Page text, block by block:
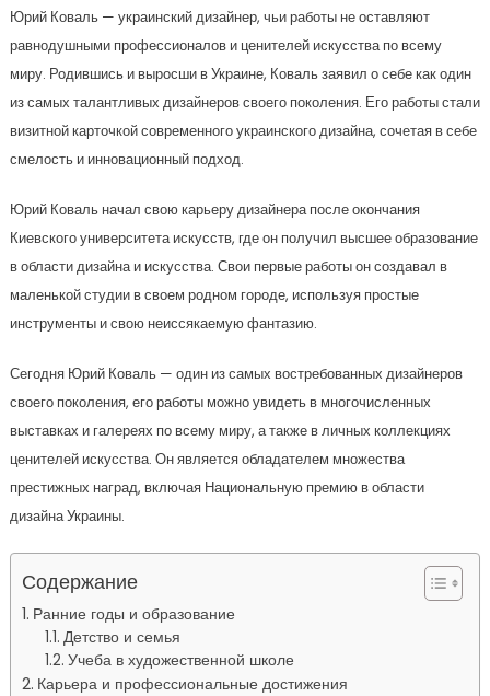
Юрий Коваль — украинский дизайнер, чьи работы не оставляют
равнодушными профессионалов и ценителей искусства по всему
миру. Родившись и выросши в Украине, Коваль заявил о себе как один
из самых талантливых дизайнеров своего поколения. Его работы стали
визитной карточкой современного украинского дизайна, сочетая в себе
смелость и инновационный подход.
Юрий Коваль начал свою карьеру дизайнера после окончания
Киевского университета искусств, где он получил высшее образование
в области дизайна и искусства. Свои первые работы он создавал в
маленькой студии в своем родном городе, используя простые
инструменты и свою неиссякаемую фантазию.
Сегодня Юрий Коваль — один из самых востребованных дизайнеров
своего поколения, его работы можно увидеть в многочисленных
выставках и галереях по всему миру, а также в личных коллекциях
ценителей искусства. Он является обладателем множества
престижных наград, включая Национальную премию в области
дизайна Украины.
Содержание
Ранние годы и образование
Детство и семья
Учеба в художественной школе
Карьера и профессиональные достижения